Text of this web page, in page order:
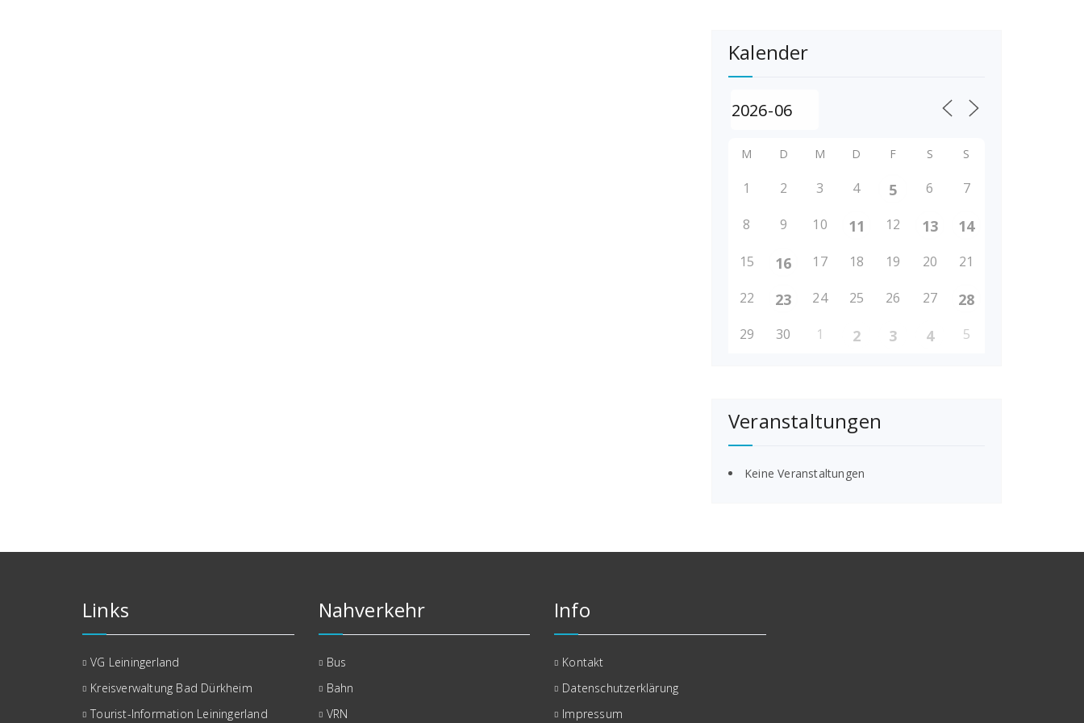
Kalender
M D M D F S S
1 2 3 4 5 6 7
8 9 10 11 12 13 14
15 16 17 18 19 20 21
22 23 24 25 26 27 28
29 30 1 2 3 4 5
Veranstaltungen
Keine Veranstaltungen
Links
VG Leiningerland
Kreisverwaltung Bad Dürkheim
Tourist-Information Leiningerland
Nahverkehr
Bus
Bahn
VRN
Info
Kontakt
Datenschutzerklärung
Impressum